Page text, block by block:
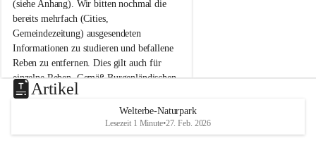
n
n
a
m
N
e
u
s
d
(siehe Anhang). Wir bitten nochmal die
bereits mehrfach (Cities,
Gemeindezeitung) ausgesendeten
Informationen zu studieren und befallene
Reben zu entfernen. Dies gilt auch für
einzelne Reben. Gemäß Burgenländischen
Weinbaugesetz sind nicht gepflegte oder
unzulässige Weingärten zu roden! Bitte
helfen wir zusammen um unsere Winzer
vor den prognostizierten Ernteausfällen
u
e
d
Artikel
Welterbe-Naturpark
Lesezeit 1 Minute•27. Feb. 2026